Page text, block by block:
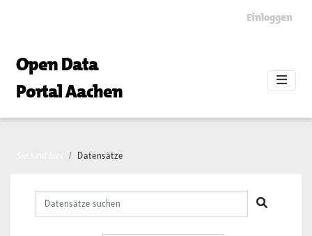
Einloggen
Open Data
Portal Aachen
Datensätze